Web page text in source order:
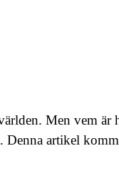
Men vem är
artikel